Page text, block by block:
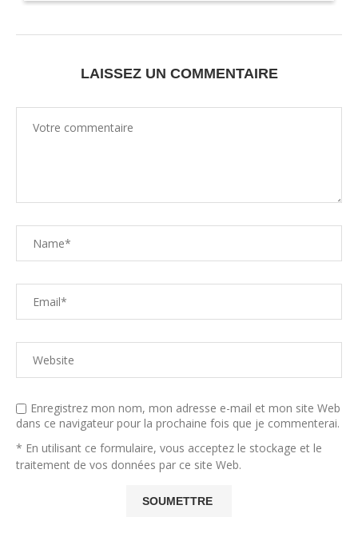
LAISSEZ UN COMMENTAIRE
Enregistrez mon nom, mon adresse e-mail et mon site Web
dans ce navigateur pour la prochaine fois que je commenterai.
* En utilisant ce formulaire, vous acceptez le stockage et le
traitement de vos données par ce site Web.